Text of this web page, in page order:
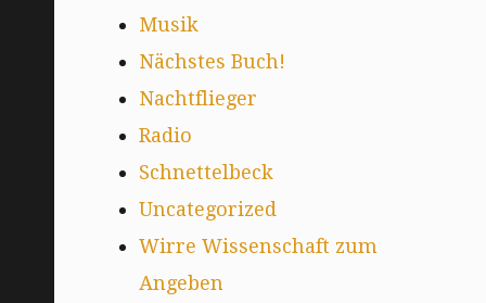
Musik
Nächstes Buch!
Nachtflieger
Radio
Schnettelbeck
Uncategorized
Wirre Wissenschaft zum
Angeben